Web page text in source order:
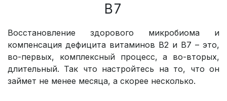
В7
Восстановление здорового микробиома и
компенсация дефицита витаминов B2 и B7 – это,
во-первых, комплексный процесс, а во-вторых,
длительный. Так что настройтесь на то, что он
займет не менее месяца, а скорее несколько.